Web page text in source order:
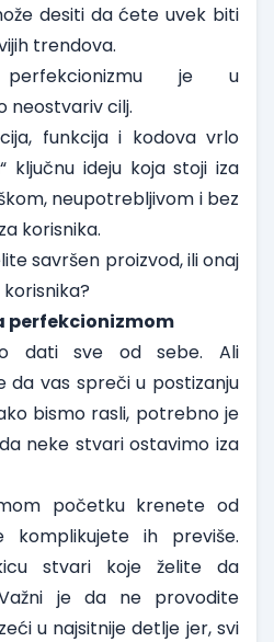
desiti da ćete uvek biti
trendova.
je u
neostvariv cilj.
funkcija i kodova vrlo
ključnu ideju koja stoji iza
neupotrebljivom i bez
korisnika.
savršen proizvod, ili onaj
perfekcionizmom
dati sve od sebe. Ali
da vas spreči u postizanju
bismo rasli, potrebno je
neke stvari ostavimo iza
početku krenete od
ih previše.
stvari koje želite da
je da ne provodite
u najsitnije detlje jer, svi